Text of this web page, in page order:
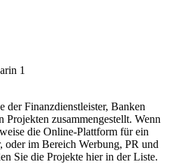
1
der Finanzdienstleister, Banken
Projekten zusammengestellt. Wenn
die Online-Plattform für ein
oder im Bereich Werbung, PR und
Sie die Projekte hier in der Liste.